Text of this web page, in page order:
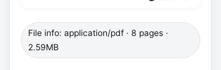
File info: application/pdf · 8 pages ·
2.59MB